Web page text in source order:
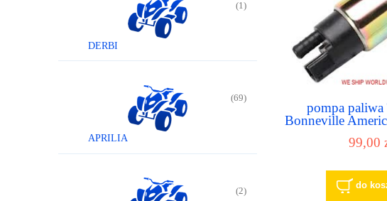
DERBI
(1)
APRILIA
(69)
(2)
pompa
Bonneville
99,00
do